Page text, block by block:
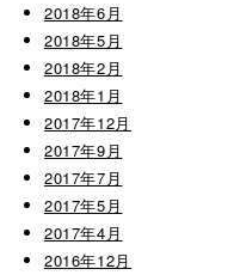
2018年6月
2018年5月
2018年2月
2018年1月
2017年12月
2017年9月
2017年7月
2017年5月
2017年4月
2016年12月